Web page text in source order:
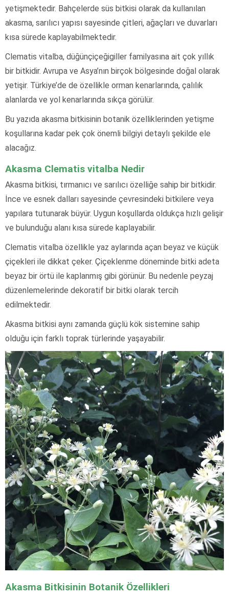
yetişmektedir. Bahçelerde süs bitkisi olarak da kullanılan
akasma, sarılıcı yapısı sayesinde çitleri, ağaçları ve duvarları
kısa sürede kaplayabilmektedir.
Clematis vitalba, düğünçiçeğigiller familyasına ait çok yıllık
bir bitkidir. Avrupa ve Asya’nın birçok bölgesinde doğal olarak
yetişir. Türkiye’de de özellikle orman kenarlarında, çalılık
alanlarda ve yol kenarlarında sıkça görülür.
Bu yazıda akasma bitkisinin botanik özelliklerinden yetişme
koşullarına kadar pek çok önemli bilgiyi detaylı şekilde ele
alacağız.
Akasma Clematis vitalba Nedir
Akasma bitkisi, tırmanıcı ve sarılıcı özelliğe sahip bir bitkidir.
İnce ve esnek dalları sayesinde çevresindeki bitkilere veya
yapılara tutunarak büyür. Uygun koşullarda oldukça hızlı gelişir
ve bulunduğu alanı kısa sürede kaplayabilir.
Clematis vitalba özellikle yaz aylarında açan beyaz ve küçük
çiçekleri ile dikkat çeker. Çiçeklenme döneminde bitki adeta
beyaz bir örtü ile kaplanmış gibi görünür. Bu nedenle peyzaj
düzenlemelerinde dekoratif bir bitki olarak tercih
edilmektedir.
Akasma bitkisi aynı zamanda güçlü kök sistemine sahip
olduğu için farklı toprak türlerinde yaşayabilir.
Akasma Bitkisinin Botanik Özellikleri